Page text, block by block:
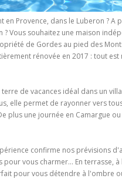
Provence, dans le Luberon ? A
Vous souhaitez une maison
de Gordes au pied des
rénovée en 2017 : tout est
de vacances idéal dans un
elle permet de rayonner vers
plus une journée en Camargue
confirme nos prévisions
vous charmer... En terrasse, à
pour vous détendre à l'ombre